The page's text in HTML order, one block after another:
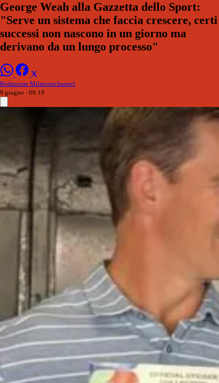
George Weah alla Gazzetta dello Sport:
"Serve un sistema che faccia crescere, certi
successi non nascono in un giorno ma
derivano da un lungo processo"
Redazione Milanistichannel
9 giugno - 09:19